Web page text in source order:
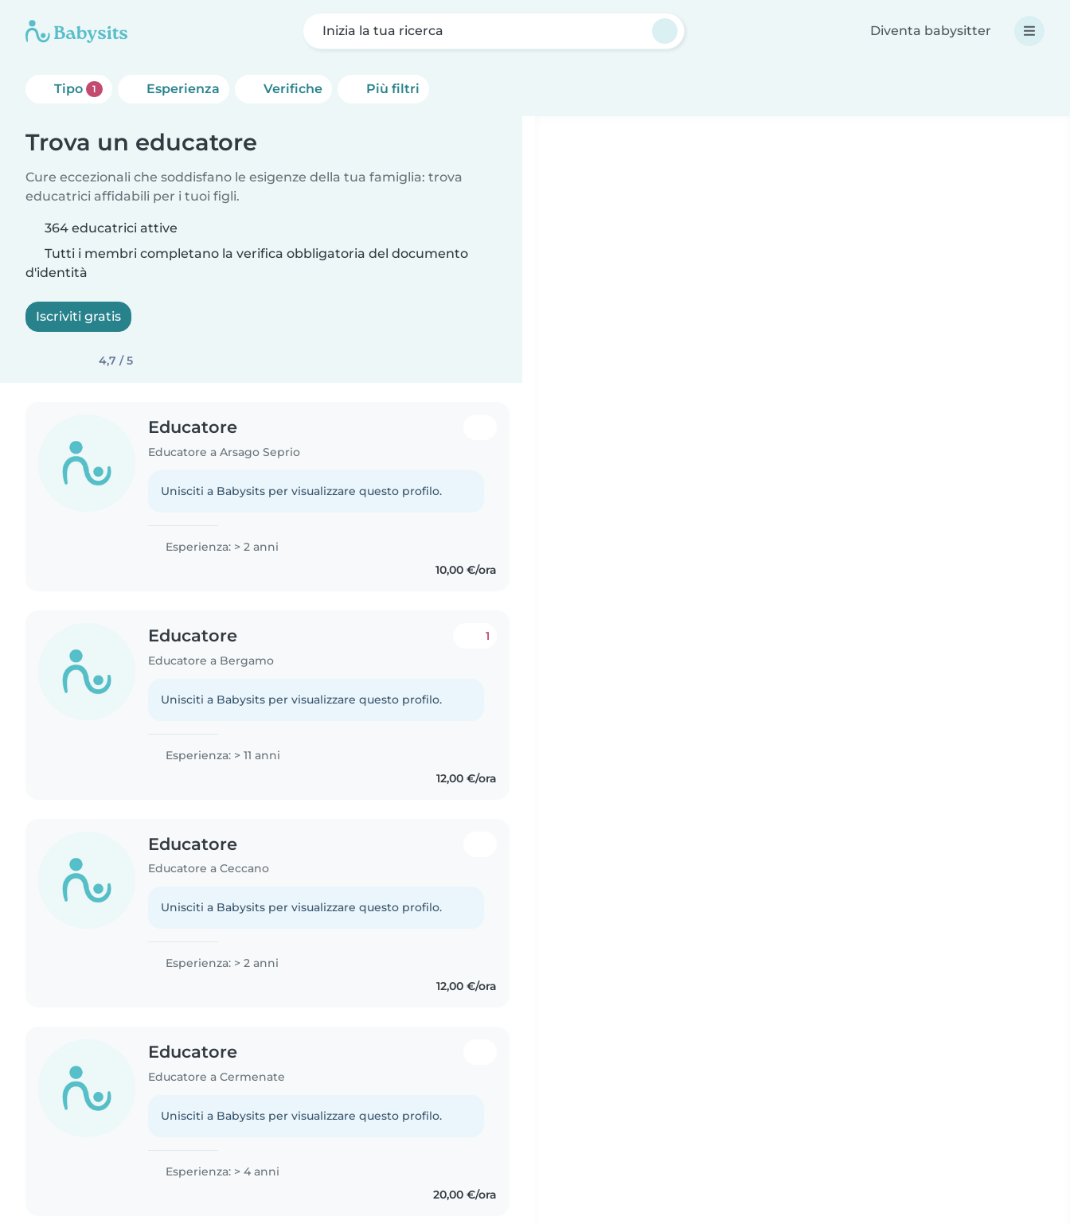
Inizia la tua ricerca Diventa babysitter
Tipo 1 Esperienza Verifiche Più filtri
Trova un educatore
Cure eccezionali che soddisfano le esigenze della tua famiglia: trova
educatrici affidabili per i tuoi figli.
364 educatrici attive
Tutti i membri completano la verifica obbligatoria del documento
d'identità
Iscriviti gratis
4,7 / 5
Educatore
Educatore a Arsago Seprio
Unisciti a Babysits per visualizzare questo profilo.
Esperienza: > 2 anni
10,00 €/ora
Educatore
Educatore a Bergamo
1
Unisciti a Babysits per visualizzare questo profilo.
Esperienza: > 11 anni
12,00 €/ora
Educatore
Educatore a Ceccano
Unisciti a Babysits per visualizzare questo profilo.
Esperienza: > 2 anni
12,00 €/ora
Educatore
Educatore a Cermenate
Unisciti a Babysits per visualizzare questo profilo.
Esperienza: > 4 anni
20,00 €/ora